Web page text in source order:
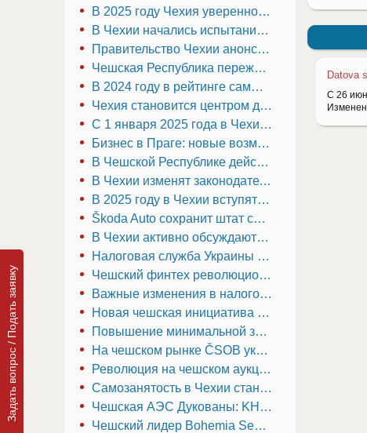
Datova
С 26
В 2025 году Чехия уверенно закрепляет за собой статус одного из ведущих европейских хабов для технологических стартапов
В Чехии начались испытания первого в мире полностью беспилотного трамвая, управляемого искусственным интеллектом
Правительство Чехии анонсировало упрощение процедуры регистрации бизнеса
Чешская Республика переживает бурный рост в сфере технологического предпринимательства и инноваций
В 2024 году в рейтинге самых богатых чехов произошли значительные изменения
Чехия становится центром для IT-стартапов: рост инвестиций и новые перспективы
С 1 января 2025 года в Чехии вступают в силу новые правила, касающиеся договоров о выполнении работ (DPP)
Бизнес в Праге: новые возможности для инвесторов и предпринимателей в 2025 году
В Чешской Республике действуют новые правила для криптовалютных компаний
В Чехии изменят законодательство в 2025 году
В 2025 году в Чехии вступят в силу значительные изменения в налоговом законодательстве
Škoda Auto сохранит штат сотрудников, несмотря на кризис в автомобильной отрасли Чехии
В Чехии активно обсуждаются пути модернизации молочной отрасли
Налоговая служба Украины начинает новый этап контроля в Чехии: что ждет бизнес и граждан в 2025 году
Чешский финтех революционизирует ресторанные платежи: успех Qerko и новые перспективы
Важные изменения в налоговом законодательстве Чехии с 2025 года
Новая чешская инициатива по поддержке стартапов изменит бизнес-среду
Повышение минимальной зарплаты в Чехии в 2025 году: расходы работодателя вырастут до 27 831 крон
На чешском рынке ČSOB укрепляет позиции: чистая прибыль и активы под управлением растут
Революция на чешском аукционном рынке: что принесет 2025 год?
Самозанятость в Чехии становится проще: запущен единый онлайн-центр управления
Чешская АЭС Дукованы: KHNP парирует обвинения EDF, но споры продолжаются
Чешский лидер Bohemia Sekt: 80 миллионов крон на экологичный и высокопроизводительный розлив
Задать вопрос / Подать заявку